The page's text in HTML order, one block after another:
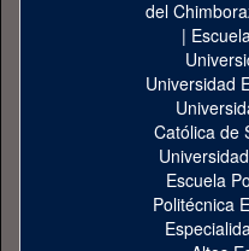
del
|
Universidad
Católica de
Escuela
Politécnica